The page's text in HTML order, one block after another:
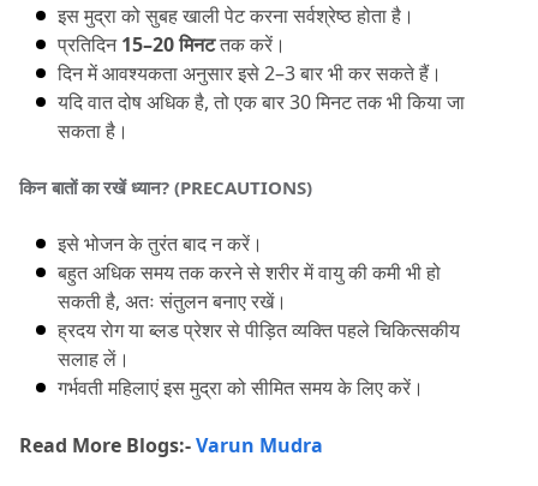
इस मुद्रा को सुबह खाली पेट करना सर्वश्रेष्ठ होता है।
प्रतिदिन 15–20 मिनट तक करें।
दिन में आवश्यकता अनुसार इसे 2–3 बार भी कर सकते हैं।
यदि वात दोष अधिक है, तो एक बार 30 मिनट तक भी किया जा
सकता है।
किन बातों का रखें ध्यान? (PRECAUTIONS)
इसे भोजन के तुरंत बाद न करें।
बहुत अधिक समय तक करने से शरीर में वायु की कमी भी हो
सकती है, अतः संतुलन बनाए रखें।
ह्रदय रोग या ब्लड प्रेशर से पीड़ित व्यक्ति पहले चिकित्सकीय
सलाह लें।
गर्भवती महिलाएं इस मुद्रा को सीमित समय के लिए करें।
Read More Blogs:-Varun Mudra